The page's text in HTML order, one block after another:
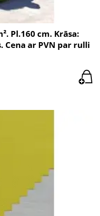
Pl.160 cm. Krāsa:
Cena ar PVN par rulli